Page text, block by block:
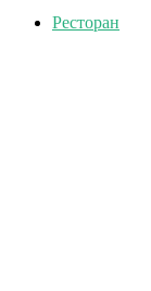
Ресторан